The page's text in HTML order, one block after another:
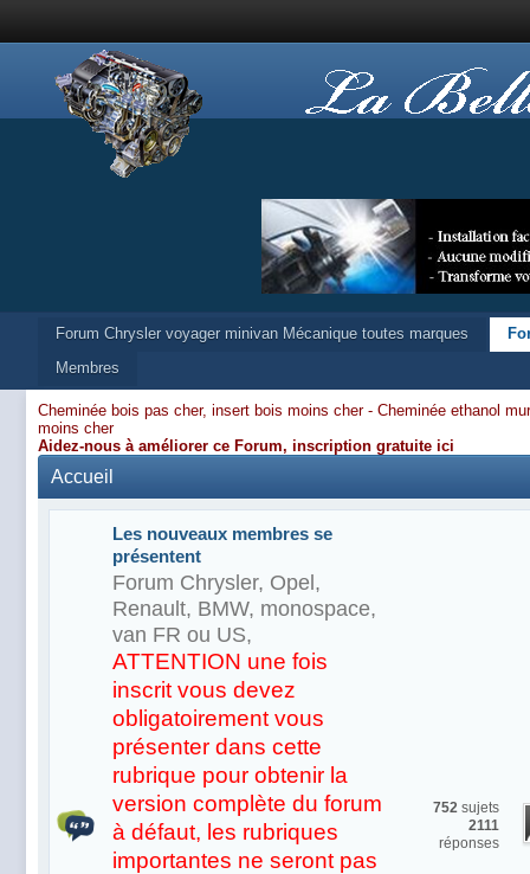
Forum Chrysler voyager minivan Mécanique toutes marques
Membres
Cheminée bois pas cher, insert bois moins cher - Cheminée ethanol
moins cher
Aidez-nous à améliorer ce Forum, inscription gratuite ici
Accueil
Les nouveaux membres se
présentent
Forum Chrysler, Opel,
Renault, BMW, monospace,
van FR ou US,
ATTENTION une fois
inscrit vous devez
obligatoirement vous
présenter dans cette
rubrique pour obtenir la
version complète du forum
à défaut, les rubriques
importantes ne seront pas
752 sujets
2111
réponses